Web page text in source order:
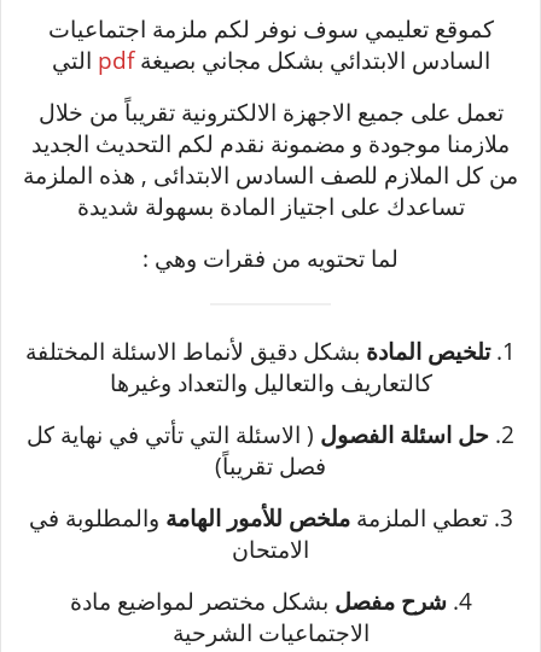
كموقع تعليمي سوف نوفر لكم ملزمة اجتماعيات
السادس الابتدائي بشكل مجاني بصيغةpdf التي
تعمل على جميع الاجهزة الالكترونية تقريباً من خلال
ملازمنا موجودة و مضمونة نقدم لكم التحديث الجديد
من كل الملازم للصف السادس الابتدائى , هذه الملزمة
تساعدك على اجتياز المادة بسهولة شديدة
لما تحتويه من فقرات وهي :
1. تلخيص المادة بشكل دقيق لأنماط الاسئلة المختلفة
كالتعاريف والتعاليل والتعداد وغيرها
2. حل اسئلة الفصول ( الاسئلة التي تأتي في نهاية كل
فصل تقريباً)
3. تعطي الملزمة ملخص للأمور الهامة والمطلوبة في
الامتحان
4. شرح مفصل بشكل مختصر لمواضيع مادة
الاجتماعيات الشرحية